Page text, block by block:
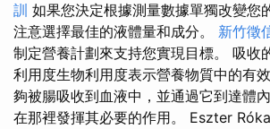
訓 如果您決定根據測量數據單獨改變您
注意選擇最佳的液體量和成分。 新竹徵
制定營養計劃來支持您實現目標。 吸收
利用度生物利用度表示營養物質中的有
夠被腸吸收到血液中，並通過它到達體
在那裡發揮其必要的作用。 Eszter